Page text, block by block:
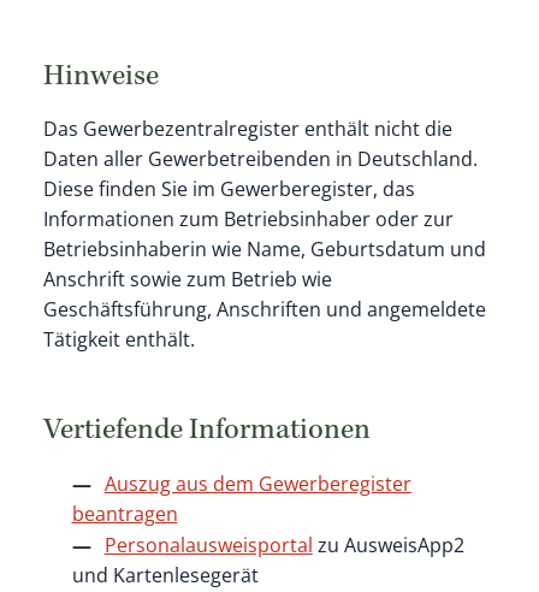
Hinweise
Das Gewerbezentralregister enthält nicht die
Daten aller Gewerbetreibenden in Deutschland.
Diese finden Sie im Gewerberegister, das
Informationen zum Betriebsinhaber oder zur
Betriebsinhaberin wie Name, Geburtsdatum und
Anschrift sowie zum Betrieb wie
Geschäftsführung, Anschriften und angemeldete
Tätigkeit enthält.
Vertiefende Informationen
Auszug aus dem Gewerberegister
beantragen
Personalausweisportal zu AusweisApp2
und Kartenlesegerät